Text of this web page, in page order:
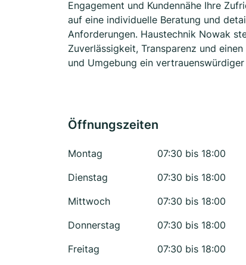
Engagement und Kundennähe Ihre
auf eine individuelle Beratung und
Anforderungen. Haustechnik Nowak
Zuverlässigkeit, Transparenz und
und Umgebung ein
Öffnungszeiten
Montag
07:30 bis 18:00
Dienstag
07:30 bis 18:00
Mittwoch
07:30 bis 18:00
Donnerstag
07:30 bis 18:00
Freitag
07:30 bis 18:00